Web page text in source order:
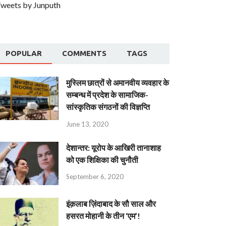
by Junputh
POPULAR COMMENTS TAGS
मुस्लिम छात्रों से अमानवीय व्यवहार के
सम्बन्ध में प्रदेश के सामाजिक-
सांस्कृतिक संगठनों की विज्ञप्ति
June 13, 2020
देशान्‍तर: यूरोप के आखिरी तानाशाह
को एक शिक्षिका की चुनौती
September 6, 2020
इंक़लाब ज़िंदाबाद के सौ साल और
हसरत मोहानी के तीन ‘एम’!